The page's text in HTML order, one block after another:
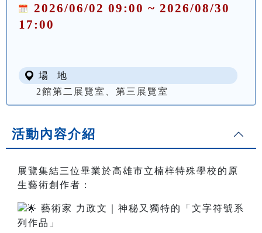
2026/06/02 09:00 ~ 2026/08/30
17:00
場 地
2館第二展覽室、第三展覽室
活動內容介紹
展覽集結三位畢業於高雄市立楠梓特殊學校的原
生藝術創作者：
藝術家 力政文｜神秘又獨特的「文字符號系
列作品」